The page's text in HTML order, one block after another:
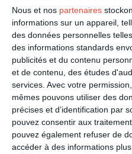
Nous et nos partenaires
informations sur un appareil,
des données personnelles
des informations standards
publicités et du contenu
et de contenu, des études
services. Avec votre
mêmes pouvons utiliser des
précises et d’identification par
pouvez consentir aux
pouvez également refuser de
accéder à des informations
Mail
SMS
Facebook,